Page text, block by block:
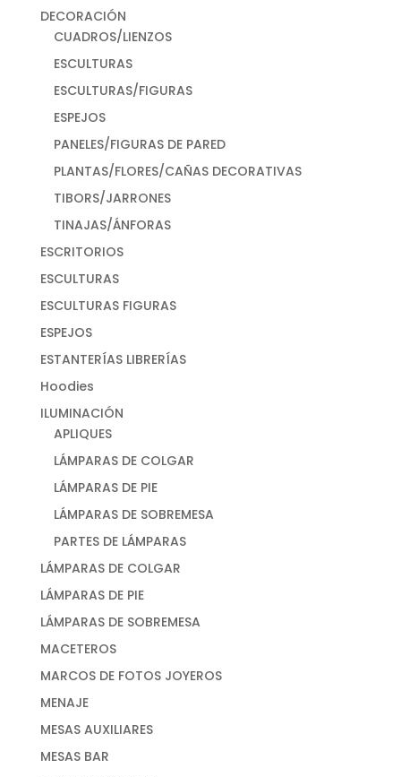
DECORACIÓN
CUADROS/LIENZOS
ESCULTURAS
ESCULTURAS/FIGURAS
ESPEJOS
PANELES/FIGURAS DE PARED
PLANTAS/FLORES/CAÑAS DECORATIVAS
TIBORS/JARRONES
TINAJAS/ÁNFORAS
ESCRITORIOS
ESCULTURAS
ESCULTURAS FIGURAS
ESPEJOS
ESTANTERÍAS LIBRERÍAS
Hoodies
ILUMINACIÓN
APLIQUES
LÁMPARAS DE COLGAR
LÁMPARAS DE PIE
LÁMPARAS DE SOBREMESA
PARTES DE LÁMPARAS
LÁMPARAS DE COLGAR
LÁMPARAS DE PIE
LÁMPARAS DE SOBREMESA
MACETEROS
MARCOS DE FOTOS JOYEROS
MENAJE
MESAS AUXILIARES
MESAS BAR